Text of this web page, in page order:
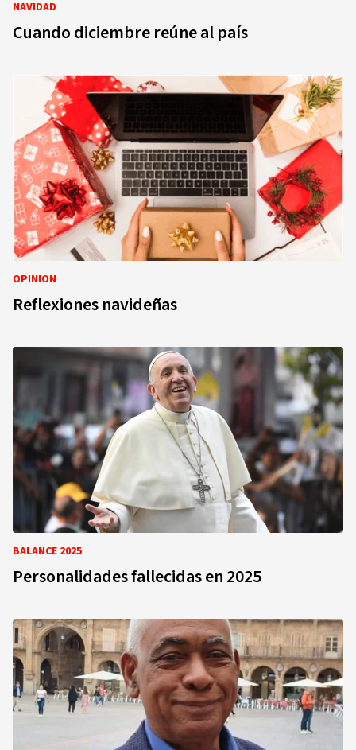
NAVIDAD
Cuando diciembre reúne al país
OPINIÓN
Reflexiones navideñas
BALANCE 2025
Personalidades fallecidas en 2025